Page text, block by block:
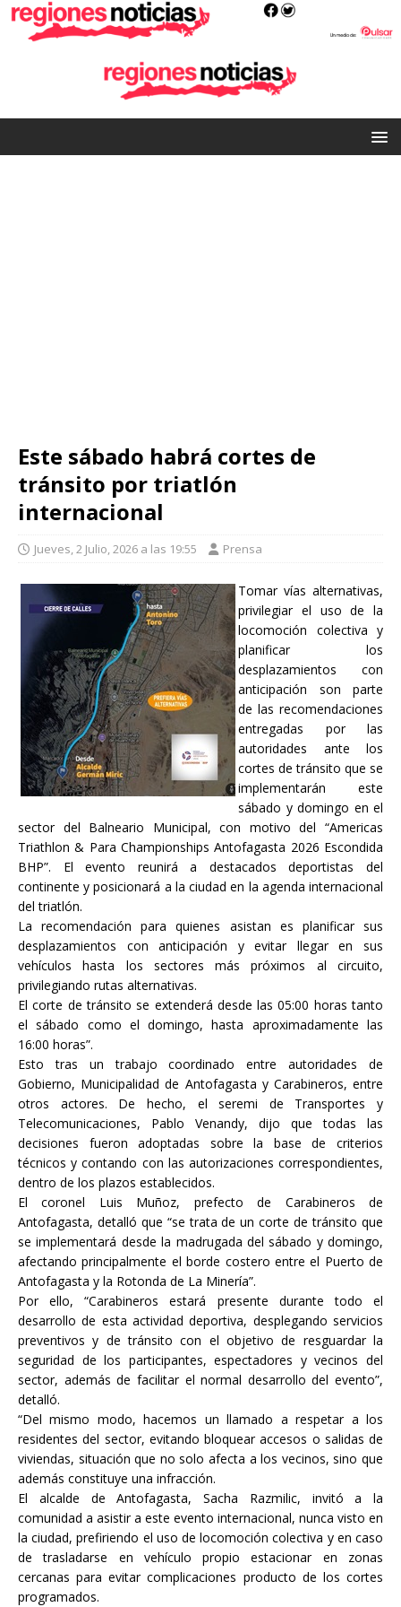
Este sábado habrá cortes de
tránsito por triatlón
internacional
Jueves, 2 Julio, 2026 a las 19:55 Prensa
Tomar vías alternativas,
privilegiar el uso de la
locomoción colectiva y
planificar los
desplazamientos con
anticipación son parte
de las recomendaciones
entregadas por las
autoridades ante los
cortes de tránsito que se
implementarán este
sábado y domingo en el
sector del Balneario Municipal, con motivo del “Americas
Triathlon & Para Championships Antofagasta 2026 Escondida
BHP”. El evento reunirá a destacados deportistas del
continente y posicionará a la ciudad en la agenda internacional
del triatlón.
La recomendación para quienes asistan es planificar sus
desplazamientos con anticipación y evitar llegar en sus
vehículos hasta los sectores más próximos al circuito,
privilegiando rutas alternativas.
El corte de tránsito se extenderá desde las 05:00 horas tanto
el sábado como el domingo, hasta aproximadamente las
16:00 horas”.
Esto tras un trabajo coordinado entre autoridades de
Gobierno, Municipalidad de Antofagasta y Carabineros, entre
otros actores. De hecho, el seremi de Transportes y
Telecomunicaciones, Pablo Venandy, dijo que todas las
decisiones fueron adoptadas sobre la base de criterios
técnicos y contando con las autorizaciones correspondientes,
dentro de los plazos establecidos.
El coronel Luis Muñoz, prefecto de Carabineros de
Antofagasta, detalló que “se trata de un corte de tránsito que
se implementará desde la madrugada del sábado y domingo,
afectando principalmente el borde costero entre el Puerto de
Antofagasta y la Rotonda de La Minería”.
Por ello, “Carabineros estará presente durante todo el
desarrollo de esta actividad deportiva, desplegando servicios
preventivos y de tránsito con el objetivo de resguardar la
seguridad de los participantes, espectadores y vecinos del
sector, además de facilitar el normal desarrollo del evento”,
detalló.
“Del mismo modo, hacemos un llamado a respetar a los
residentes del sector, evitando bloquear accesos o salidas de
viviendas, situación que no solo afecta a los vecinos, sino que
además constituye una infracción.
El alcalde de Antofagasta, Sacha Razmilic, invitó a la
comunidad a asistir a este evento internacional, nunca visto en
la ciudad, prefiriendo el uso de locomoción colectiva y en caso
de trasladarse en vehículo propio estacionar en zonas
cercanas para evitar complicaciones producto de los cortes
programados.